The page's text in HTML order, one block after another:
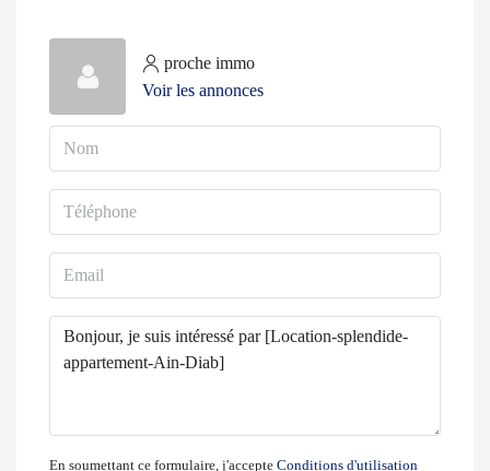
proche immo
Voir les annonces
En soumettant ce formulaire, j'accepte Conditions d'utilisation